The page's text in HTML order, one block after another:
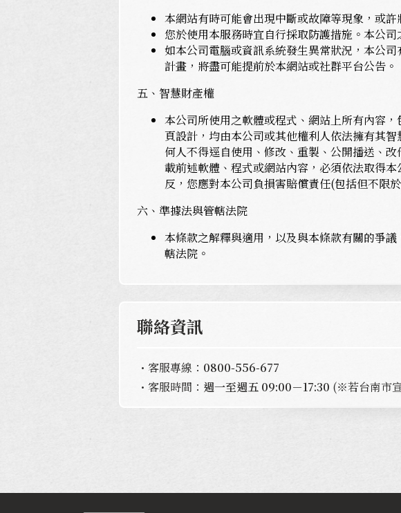
本網站有時可能會出現中斷或故障等現象，或
您於使用本服務時宜自行採取防護措施。本公
如本公司電腦或資訊系統發生異常狀況，本公
計畫，將盡可能提前於本網站或社群平台公告。
五、智慧財產權
本公司所使用之軟體或程式、網站上所有內容
頁設計，均由本公司或其他權利人依法擁有其
何人不得逕自使用、修改、重製、公開播送、
載前述軟體、程式或網站內容，必須依法取得
反，您應對本公司負損害賠償責任(包括但不限
六、準據法與管轄法院
本條款之解釋與適用，以及與本條款有關的爭
轄法院。
聯絡資訊
客服專線： 0800-556-677
客服時間： 週一至週五 09:00－17:30 (※若台南市